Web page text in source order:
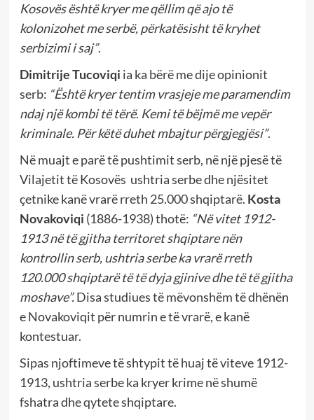
Kosovës është kryer me qëllim që ajo të
kolonizohet me serbë, përkatësisht të kryhet
serbizimi i saj”.
Dimitrije Tucoviqi ia ka bërë me dije opinionit
serb: “Është kryer tentim vrasjeje me paramendim
ndaj një kombi të tërë. Kemi të bëjmë me vepër
kriminale. Për këtë duhet mbajtur përgjegjësi”.
Në muajt e parë të pushtimit serb, në një pjesë të
Vilajetit të Kosovës ushtria serbe dhe njësitet
çetnike kanë vrarë rreth 25.000 shqiptarë. Kosta
Novakoviqi (1886-1938) thotë: “Në vitet 1912-
1913 në të gjitha territoret shqiptare nën
kontrollin serb, ushtria serbe ka vrarë rreth
120.000 shqiptarë të të dyja gjinive dhe të të gjitha
moshave”.Disa studiues të mëvonshëm të dhënën
e Novakoviqit për numrin e të vrarë, e kanë
kontestuar.
Sipas njoftimeve të shtypit të huaj të viteve 1912-
1913, ushtria serbe ka kryer krime në shumë
fshatra dhe qytete shqiptare.